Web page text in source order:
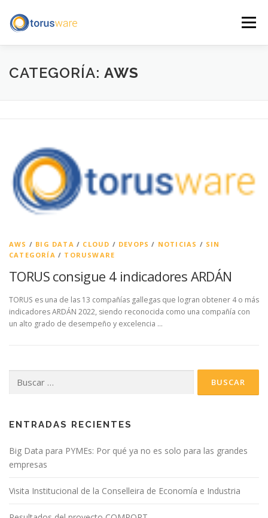
contenido
Menú
INICIO QUÉ HACEMOS
CATEGORÍA: AWS
AWS / BIG DATA / CLOUD / DEVOPS / NOTICIAS / SIN
CATEGORÍA / TORUSWARE
TORUS consigue 4 indicadores ARDÁN
TORUS es una de las 13 compañías gallegas que logran obtener 4 o más
indicadores ARDÁN 2022, siendo reconocida como una compañía con
un alto grado de desempeño y excelencia …
ENTRADAS RECIENTES
Big Data para PYMEs: Por qué ya no es solo para las grandes
empresas
Visita Institucional de la Conselleira de Economía e Industria